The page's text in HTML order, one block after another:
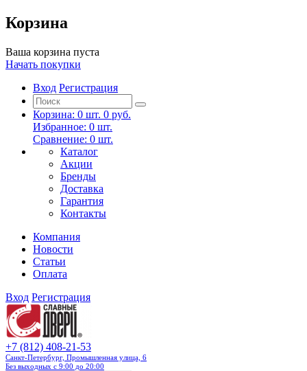
Корзина
Ваша корзина пуста
Начать покупки
Вход Регистрация
Корзина: 0 шт. 0 руб.
Избранное: 0 шт.
Сравнение: 0 шт.
Каталог
Акции
Бренды
Доставка
Гарантия
Контакты
Компания
Новости
Статьи
Оплата
Вход Регистрация
+7 (812) 408-21-53
Санкт-Петербург, Промышленная улица, 6
Без выходных с 9:00 до 20:00